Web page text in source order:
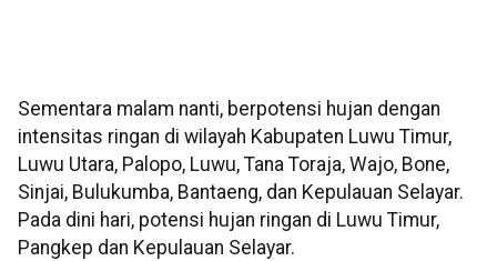
Sementara malam nanti, berpotensi hujan dengan
intensitas ringan di wilayah Kabupaten Luwu Timur,
Luwu Utara, Palopo, Luwu, Tana Toraja, Wajo, Bone,
Sinjai, Bulukumba, Bantaeng, dan Kepulauan Selayar.
Pada dini hari, potensi hujan ringan di Luwu Timur,
Pangkep dan Kepulauan Selayar.